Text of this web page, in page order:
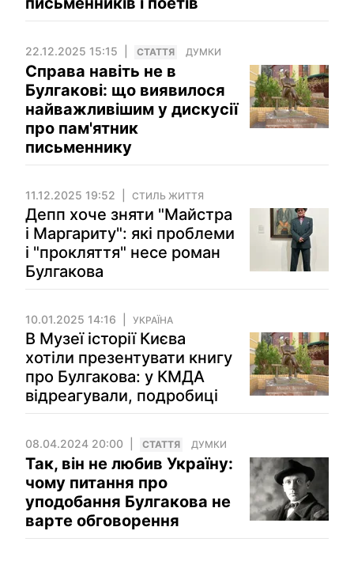
22.12.2025 15:15 СТАТТЯ ДУМКИ
Справа навіть не в
Булгакові: що виявилося
найважливішим у дискусії
про пам'ятник
письменнику
11.12.2025 19:52 СТИЛЬ ЖИТТЯ
Депп хоче зняти "Майстра
і Маргариту": які проблеми
і "прокляття" несе роман
Булгакова
10.01.2025 14:16 УКРАЇНА
В Музеї історії Києва
хотіли презентувати книгу
про Булгакова: у КМДА
відреагували, подробиці
08.04.2024 20:00 СТАТТЯ ДУМКИ
Так, він не любив Україну:
чому питання про
уподобання Булгакова не
варте обговорення